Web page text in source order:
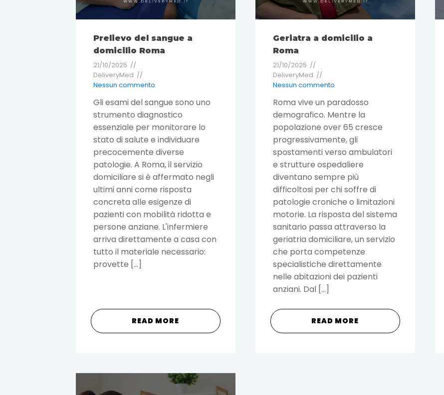
Prelievo del sangue a
domicilio Roma
21/10/2025
DeliveryMed
Nessun commento
Gli esami del sangue sono uno
strumento diagnostico
essenziale per monitorare lo
stato di salute e individuare
precocemente diverse
patologie. A Roma, il servizio
domiciliare si è affermato negli
ultimi anni come risposta
concreta alle esigenze di
pazienti con mobilità ridotta e
persone anziane. L'infermiere
arriva direttamente a casa con
tutto il materiale necessario:
provette […]
READ MORE
Geriatra a domicilio a
Roma
21/10/2025
DeliveryMed
Nessun commento
Roma vive un paradosso
demografico. Mentre la
popolazione over 65 cresce
progressivamente, gli
spostamenti verso ambulatori
e strutture ospedaliere
diventano sempre più
difficoltosi per chi soffre di
patologie croniche o limitazioni
motorie. La risposta del sistema
sanitario passa attraverso la
geriatria domiciliare, un servizio
che porta competenze
specialistiche direttamente
nelle abitazioni dei pazienti
anziani. Dal […]
READ MORE